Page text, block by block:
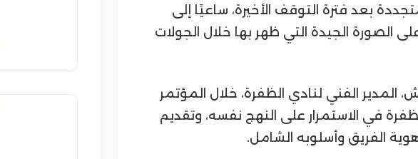
بعد فترة التوقف الأخيرة، ساعيًا إلى
الصورة الجيدة التي ظهر بها خلال الجولات
المدير الفني لنادي الظفرة، خلال المؤتمر
في الاستمرار على النهج نفسه، وتقديم
الفريق وأسلوبه الشامل.